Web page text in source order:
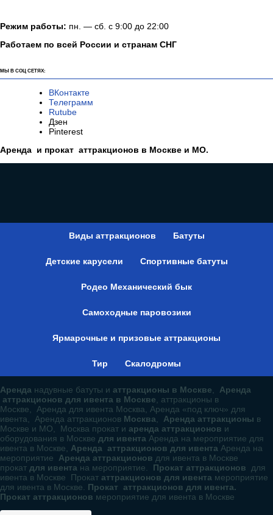
Режим работы: пн. — сб. с 9:00 до 22:00
Работаем по всей России и странам СНГ
МЫ В СОЦ СЕТЯХ:
ВКонтакте
Телеграмм
Rutube
Дзен
Pinterest
Аренда и прокат аттракционов в Москве и МО.
Виды аттракционов Батуты
Детские карусели Спортивные батуты
Родео Механический бык
Самоходные паровозики
Ярмарочные и призовые аттракционы
Тир Скалодромы
Аренда надувные батуты и аттракционы в Москве, Аренда
аттракционов для ивента в Москве, аттракционы в
Москве, Аренда для ивента Москва, Аренда «под ключ» для
ивента, Аренда аттракционов Москва, Аренда аттракционы в
Москве и МО, Москва прокат и аренда аттракционов и
оборудования в Москве для ивента Аренда на мероприятие для
ивента в Москве, Аренда аттракционов для ивента Аренда на
мероприятие Аренда аттракционов для ивента в Москве
прокат для ивента на мероприятие. Прокат аттракционов для
ивента в Москве Прокат аттракционов для ивента мероприятие
для ивента в Москве. Прокат аттракционов для ивента.
Прокат аттракционов мероприятие для ивента в Москве